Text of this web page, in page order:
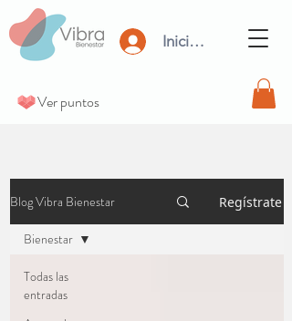
Iniciar Sesión
Ver puntos
Blog Vibra Bienestar Regístrate
Todas las
entradas
Bienestar